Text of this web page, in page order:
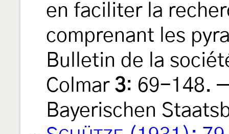
en faciliter la
comprenant les
Bulletin de la
Colmar 3: 69-148.
Bayerischen